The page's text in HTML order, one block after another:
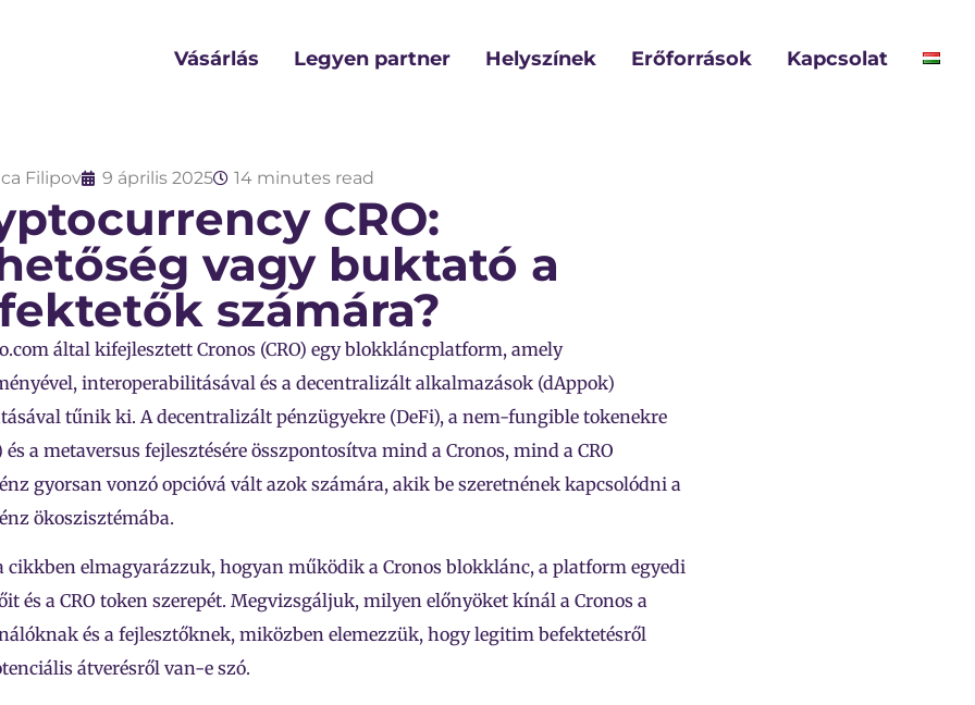
Vásárlás Legyen partner Helyszínek Erőforrások Kapcsolat
Filipov 9 április 2025 14 minutes read
CRO:
vagy buktató a
számára?
által kifejlesztett Cronos (CRO) egy blokkláncplatform, amely
interoperabilitásával és a decentralizált alkalmazások (dAppok)
tűnik ki. A decentralizált pénzügyekre (DeFi), a nem-fungible tokenekre
és a metaversus fejlesztésére összpontosítva mind a Cronos, mind a CRO
gyorsan vonzó opcióvá vált azok számára, akik be szeretnének kapcsolódni a
ökoszisztémába.
cikkben elmagyarázzuk, hogyan működik a Cronos blokklánc, a platform egyedi
és a CRO token szerepét. Megvizsgáljuk, milyen előnyöket kínál a Cronos a
és a fejlesztőknek, miközben elemezzük, hogy legitim befektetésről
átverésről van-e szó.